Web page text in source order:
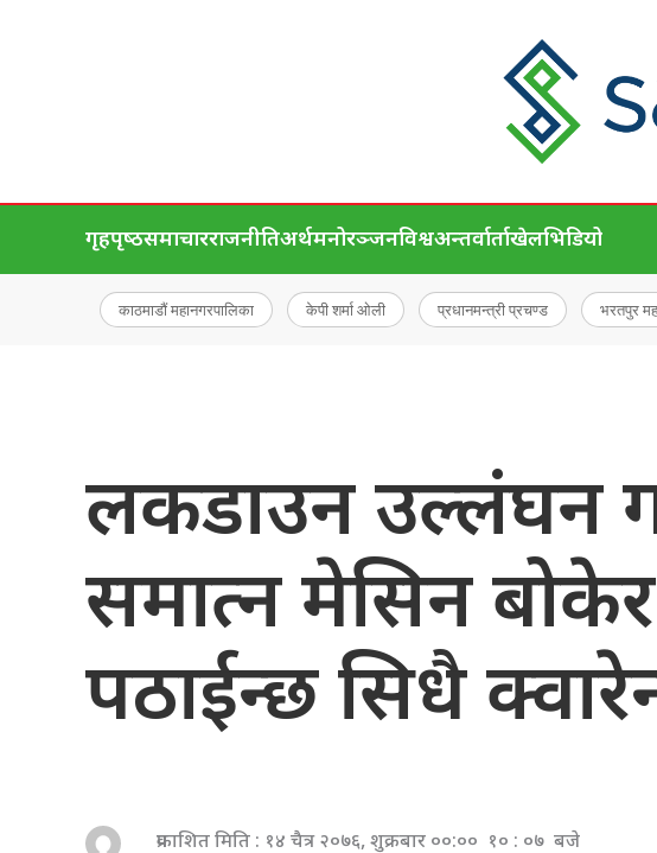
गृहपृष्‍ठसमाचारराजनीतिअर्थमनोरञ्जनविश्वअन्तर्वार्ताखेलभिडियो
काठमाडौं महानगरपालिका केपी शर्मा ओली प्रधानमन्त्री प्रचण्ड भरतपुर
लकडाउन उल्लंघन
समात्न मेसिन बोकेर
पठाईन्छ सिधै
प्रकाशित मिति : १४ चैत्र २०७६, शुक्रबार ००:०० १० : ०७ बजे